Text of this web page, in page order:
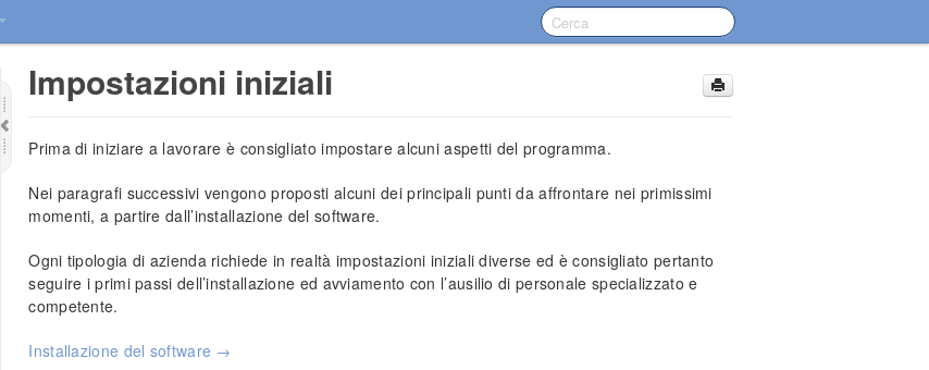
Impostazioni iniziali
Prima di iniziare a lavorare è consigliato impostare alcuni aspetti del programma.
Nei paragrafi successivi vengono proposti alcuni dei principali punti da affrontare nei primissimi
momenti, a partire dall’installazione del software.
Ogni tipologia di azienda richiede in realtà impostazioni iniziali diverse ed è consigliato pertanto
seguire i primi passi dell’installazione ed avviamento con l’ausilio di personale specializzato e
competente.
Installazione del software →